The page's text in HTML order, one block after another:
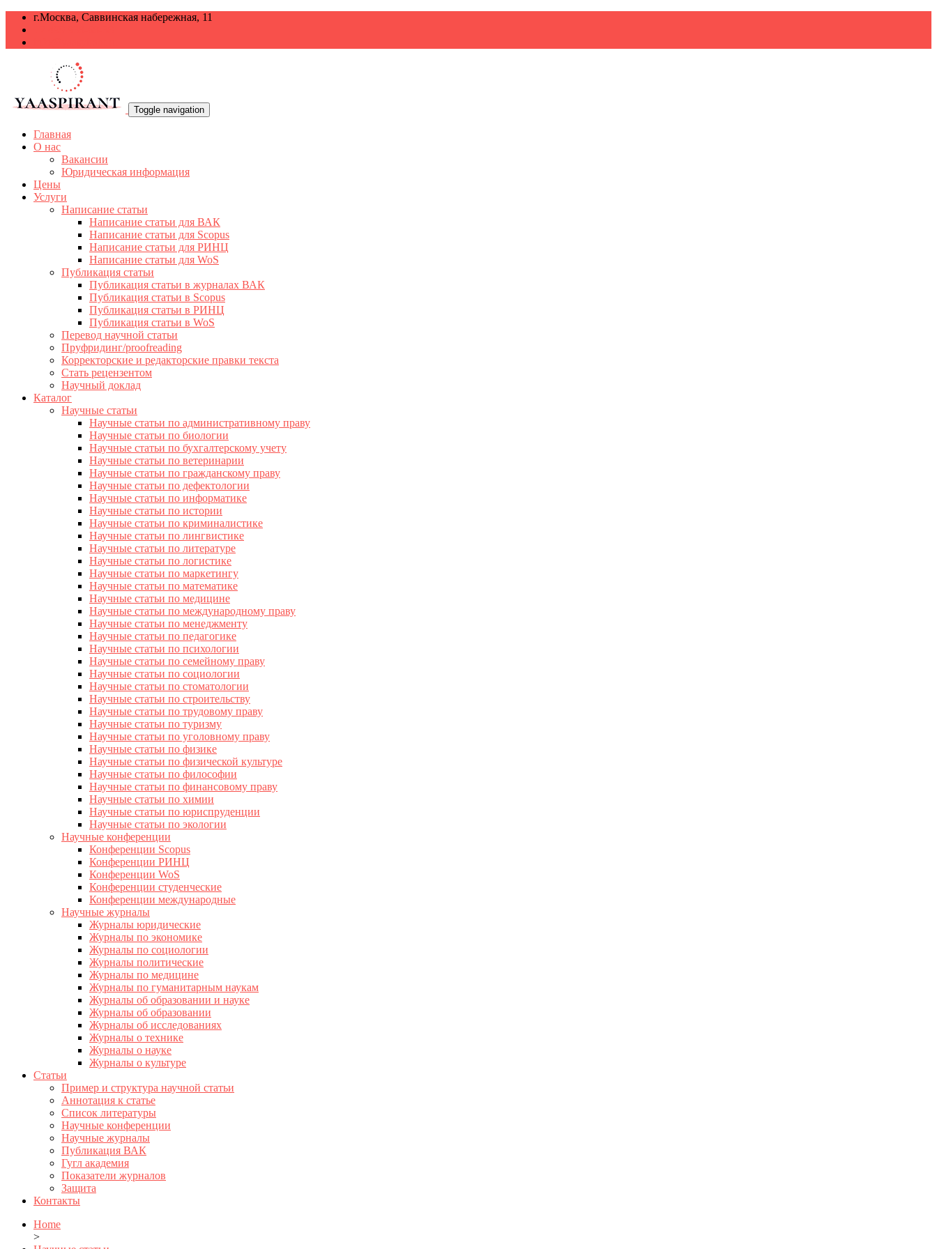
г.Москва, Саввинская набережная, 11
Toggle navigation
Главная
О нас
Вакансии
Юридическая информация
Цены
Услуги
Написание статьи
Написание статьи для ВАК
Написание статьи для Scopus
Написание статьи для РИНЦ
Написание статьи для WoS
Публикация статьи
Публикация статьи в журналах ВАК
Публикация статьи в Scopus
Публикация статьи в РИНЦ
Публикация статьи в WoS
Перевод научной статьи
Пруфридинг/proofreading
Корректорские и редакторские правки текста
Стать рецензентом
Научный доклад
Каталог
Научные статьи
Научные статьи по административному праву
Научные статьи по биологии
Научные статьи по бухгалтерскому учету
Научные статьи по ветеринарии
Научные статьи по гражданскому праву
Научные статьи по дефектологии
Научные статьи по информатике
Научные статьи по истории
Научные статьи по криминалистике
Научные статьи по лингвистике
Научные статьи по литературе
Научные статьи по логистике
Научные статьи по маркетингу
Научные статьи по математике
Научные статьи по медицине
Научные статьи по международному праву
Научные статьи по менеджменту
Научные статьи по педагогике
Научные статьи по психологии
Научные статьи по семейному праву
Научные статьи по социологии
Научные статьи по стоматологии
Научные статьи по строительству
Научные статьи по трудовому праву
Научные статьи по туризму
Научные статьи по уголовному праву
Научные статьи по физике
Научные статьи по физической культуре
Научные статьи по философии
Научные статьи по финансовому праву
Научные статьи по химии
Научные статьи по юриспруденции
Научные статьи по экологии
Научные конференции
Конференции Scopus
Конференции РИНЦ
Конференции WoS
Конференции студенческие
Конференции международные
Научные журналы
Журналы юридические
Журналы по экономике
Журналы по социологии
Журналы политические
Журналы по медицине
Журналы по гуманитарным наукам
Журналы об образовании и науке
Журналы об образовании
Журналы об исследованиях
Журналы о технике
Журналы о науке
Журналы о культуре
Статьи
Пример и структура научной статьи
Аннотация к статье
Список литературы
Научные конференции
Научные журналы
Публикация ВАК
Гугл академия
Показатели журналов
Защита
Контакты
Home
>